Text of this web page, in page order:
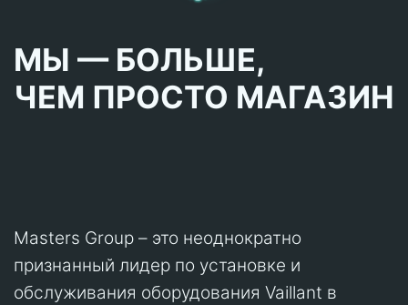
МЫ — БОЛЬШЕ,
ЧЕМ ПРОСТО МАГАЗИН
Masters Group – это неоднократно
признанный лидер по установке и
обслуживания оборудования Vaillant в